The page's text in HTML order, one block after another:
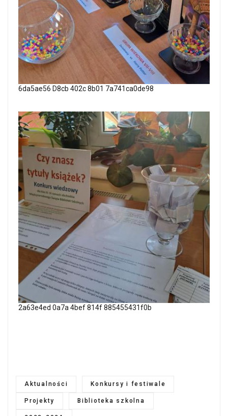
6da5ae56 D8cb 402c 8b01 7a741ca0de98
2a63e4ed 0a7a 4bef 814f 885455431f0b
Aktualności Konkursy i festiwale
Projekty Biblioteka szkolna